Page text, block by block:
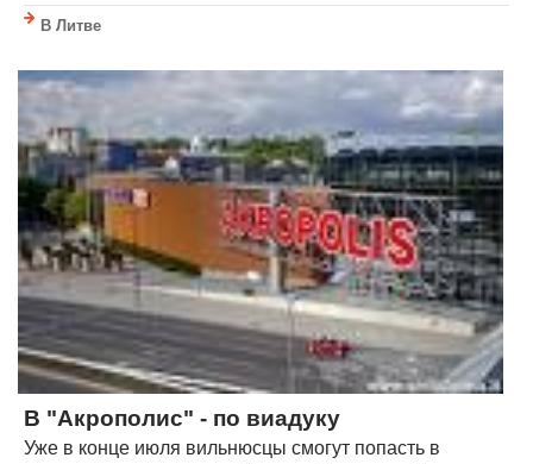
В Литве
В "Акрополис" - по виадуку
Уже в конце июля вильнюсцы смогут попасть в